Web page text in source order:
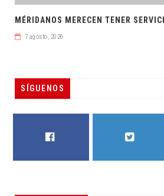
MÉRIDANOS MERECEN TENER
7 agosto, 2026
SÍGUENOS